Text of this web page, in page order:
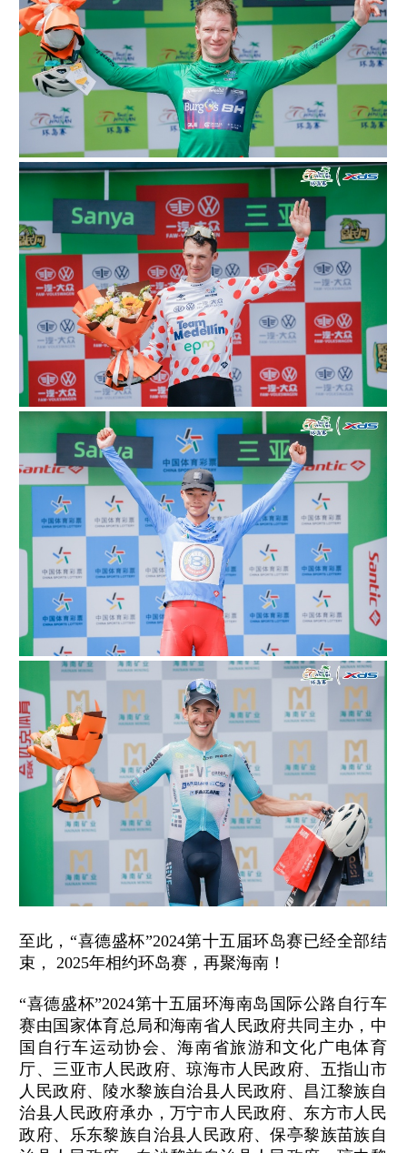
至此，“喜德盛杯”2024第十五届环岛赛已经全部结
束， 2025年相约环岛赛，再聚海南！
“喜德盛杯”2024第十五届环海南岛国际公路自行车
赛由国家体育总局和海南省人民政府共同主办，中
国自行车运动协会、海南省旅游和文化广电体育
厅、三亚市人民政府、琼海市人民政府、五指山市
人民政府、陵水黎族自治县人民政府、昌江黎族自
治县人民政府承办，万宁市人民政府、东方市人民
政府、乐东黎族自治县人民政府、保亭黎族苗族自